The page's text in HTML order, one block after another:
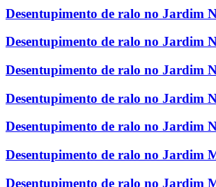
Desentupimento de ralo no Jardim
Desentupimento de ralo no Jardim
Desentupimento de ralo no Jardim
Desentupimento de ralo no Jardim
Desentupimento de ralo no Jardim
Desentupimento de ralo no Jardim
Desentupimento de ralo no Jardim